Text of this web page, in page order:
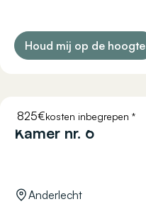
Houd mij op de hoogte
825€kosten inbegrepen *
COURTOISIE 11
Kamer nr. 6
Anderlecht